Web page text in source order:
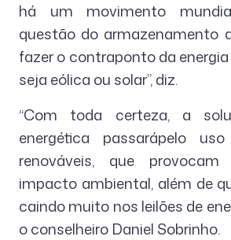
há um movimento
questão do armazenamento
fazer o contraponto da
seja eólica ou solar”, diz.
“Com toda certeza, a
energética passarápelo
renováveis, que
impacto ambiental, além de
caindo muito nos leilões de
o conselheiro Daniel Sobrinho.